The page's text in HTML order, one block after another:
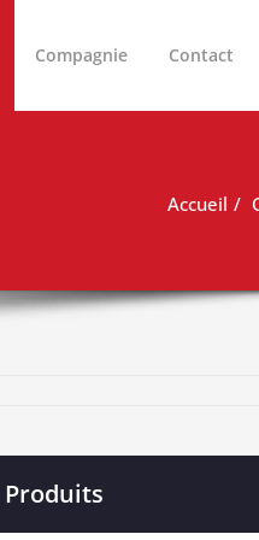
Compagnie Contact
Accueil
Produits